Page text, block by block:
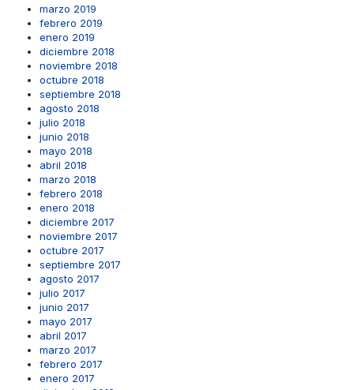
marzo 2019
febrero 2019
enero 2019
diciembre 2018
noviembre 2018
octubre 2018
septiembre 2018
agosto 2018
julio 2018
junio 2018
mayo 2018
abril 2018
marzo 2018
febrero 2018
enero 2018
diciembre 2017
noviembre 2017
octubre 2017
septiembre 2017
agosto 2017
julio 2017
junio 2017
mayo 2017
abril 2017
marzo 2017
febrero 2017
enero 2017